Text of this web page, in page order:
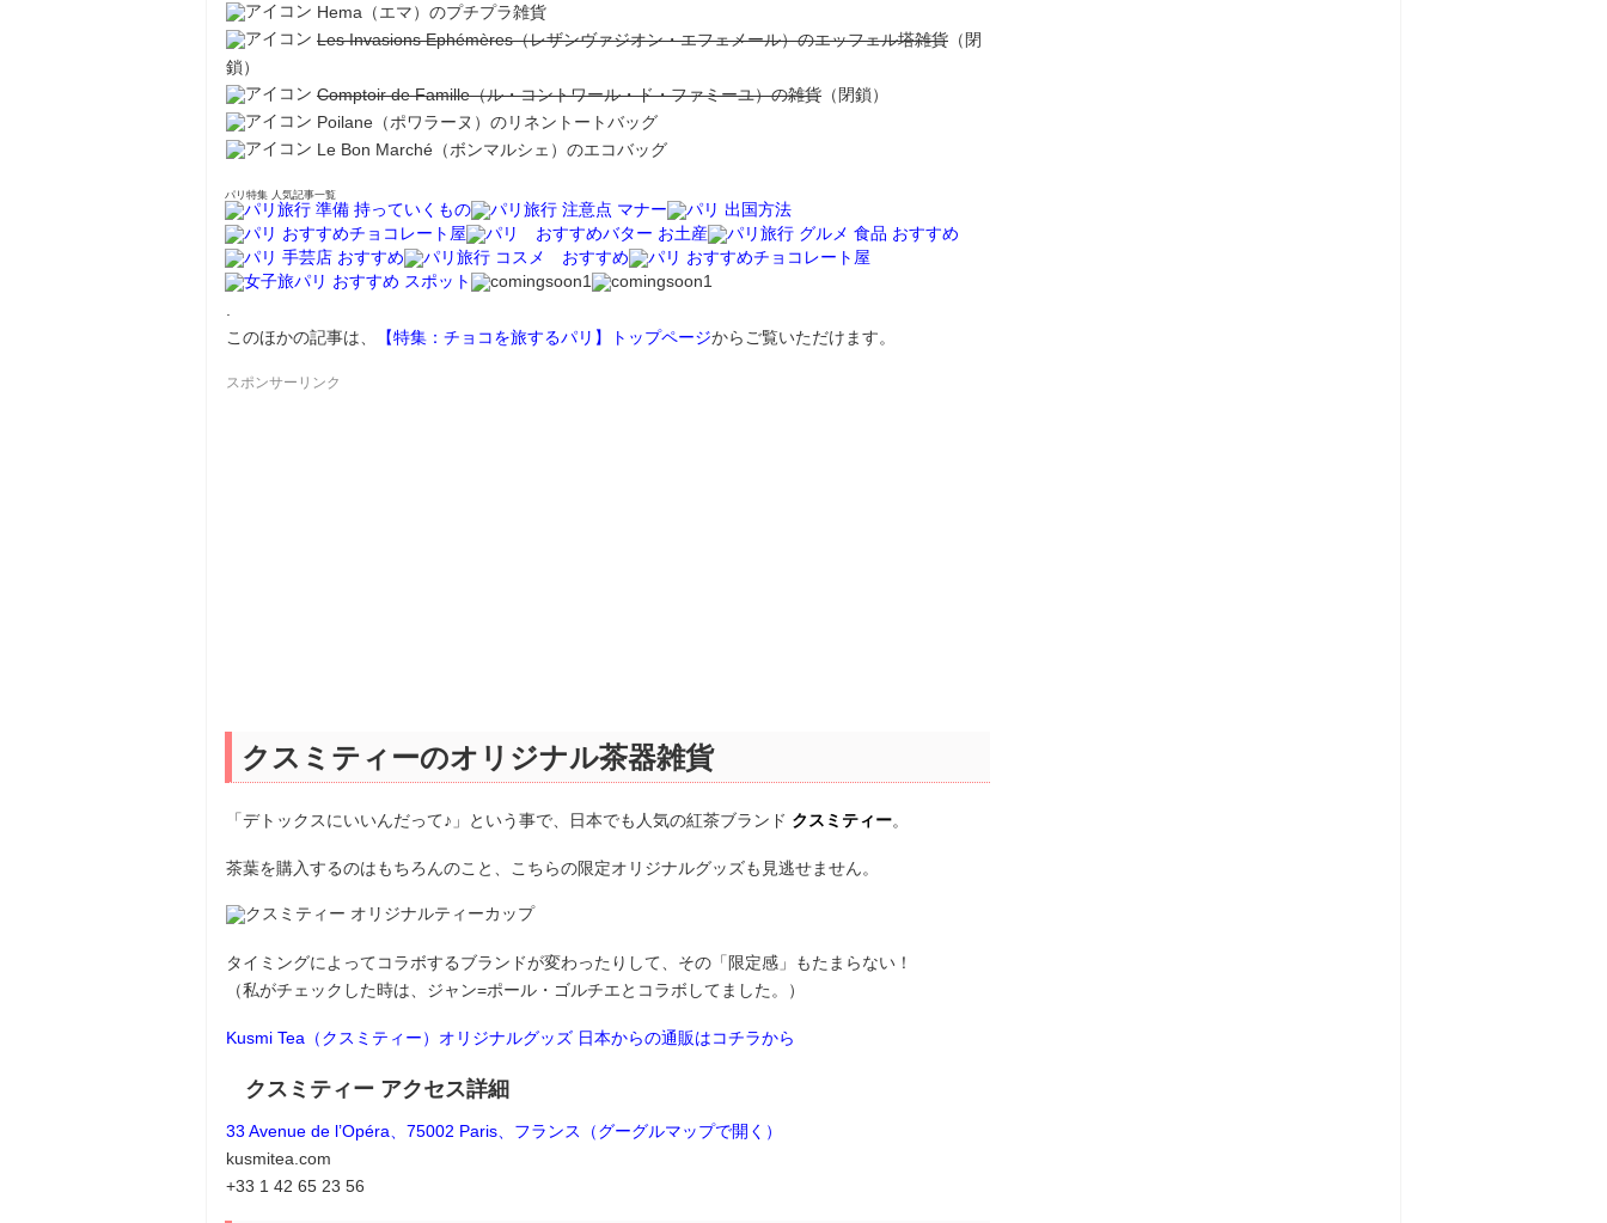
Hema（エマ）のプチプラ雑貨
Les Invasions Ephémères（レザンヴァジオン・エフェメール）のエッフェル塔雑貨 （閉
鎖）
Comptoir de Famille（ル・コントワール・ド・ファミーユ）の雑貨 （閉鎖）
Poilane（ポワラーヌ）のリネントートバッグ
Le Bon Marché（ボンマルシェ）のエコバッグ
パリ特集 人気記事一覧
このほかの記事は、
【特集：チョコを旅するパリ】トップページからご覧いただけます。
スポンサーリンク
クスミティーのオリジナル茶器雑貨
「デトックスにいいんだって♪」という事で、日本でも人気の紅茶ブランド クスミティー。
茶葉を購入するのはもちろんのこと、こちらの限定オリジナルグッズも見逃せません。
タイミングによってコラボするブランドが変わったりして、その「限定感」もたまらない！
（私がチェックした時は、ジャン=ポール・ゴルチエとコラボしてました。）
Kusmi Tea（クスミティー）オリジナルグッズ 日本からの通販はコチラから
クスミティー アクセス詳細
33 Avenue de l’Opéra、75002 Paris、フランス（グーグルマップで開く）
kusmitea.com
+33 1 42 65 23 56